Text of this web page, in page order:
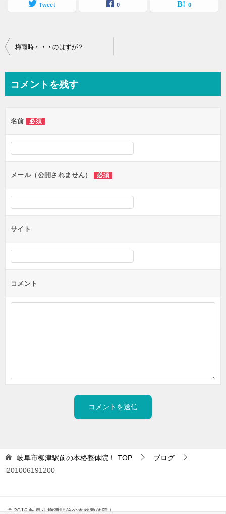
Tweet 0 0
投
ビ
ー
シ
ン
梅雨時・・・のはずが？
コメントを残す
名前 必須
メール（公開されません） 必須
サイト
コメント
岐阜市柳津駅前の本格整体院！ TOP
ブログ
l201006191200
© 2016 岐阜市柳津駅前の本格整体院！